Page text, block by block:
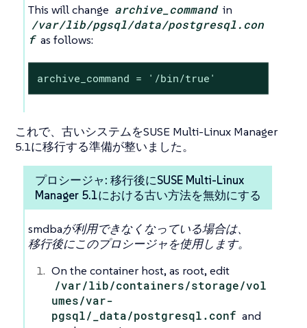
This will change archive_command in
/var/lib/pgsql/data/postgresql.con
f as follows:
archive_command = '/bin/true'
これで、古いシステムをSUSE Multi-Linux Manager
5.1に移行する準備が整いました。
プロシージャ: 移行後にSUSE Multi-Linux
Manager 5.1における古い方法を無効にする
smdbaが利用できなくなっている場合は、
移行後にこのプロシージャを使用します。
On the container host, as root, edit
/var/lib/containers/storage/vol
umes/var-
pgsql/_data/postgresql.conf and